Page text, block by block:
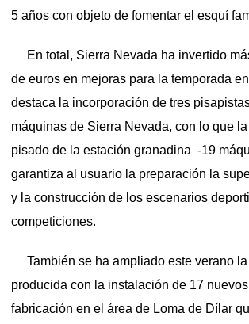
5 años con objeto de fomentar el esquí
En total, Sierra Nevada ha invertido
de euros en mejoras para la temporada
destaca la incorporación de tres
máquinas de Sierra Nevada, con lo que
pisado de la estación granadina -19
garantiza al usuario la preparación la
y la construcción de los escenarios
competiciones.
También se ha ampliado este verano
producida con la instalación de 17
fabricación en el área de Loma de Dílar